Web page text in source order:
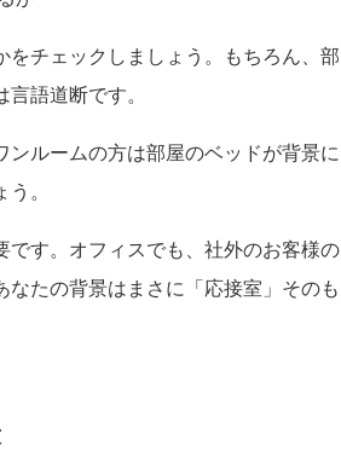
チェックしましょう。もちろん、部
語道断です。
ルームの方は部屋のベッドが背景に
。
す。オフィスでも、社外のお客様の
たの背景はまさに「応接室」そのも